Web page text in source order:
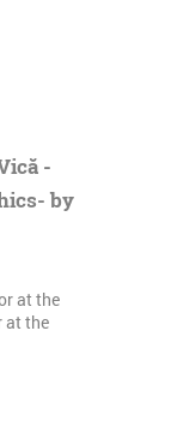
-
by
at the
at the